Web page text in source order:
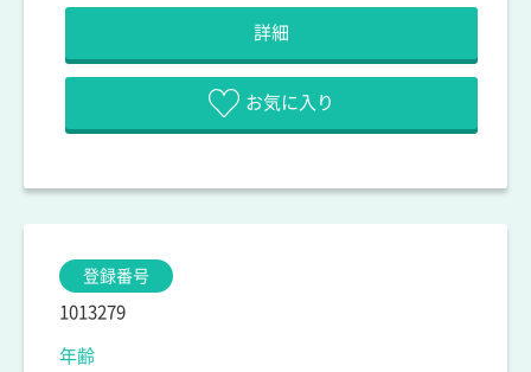
詳細
お気に入り
登録番号
1013279
年齢